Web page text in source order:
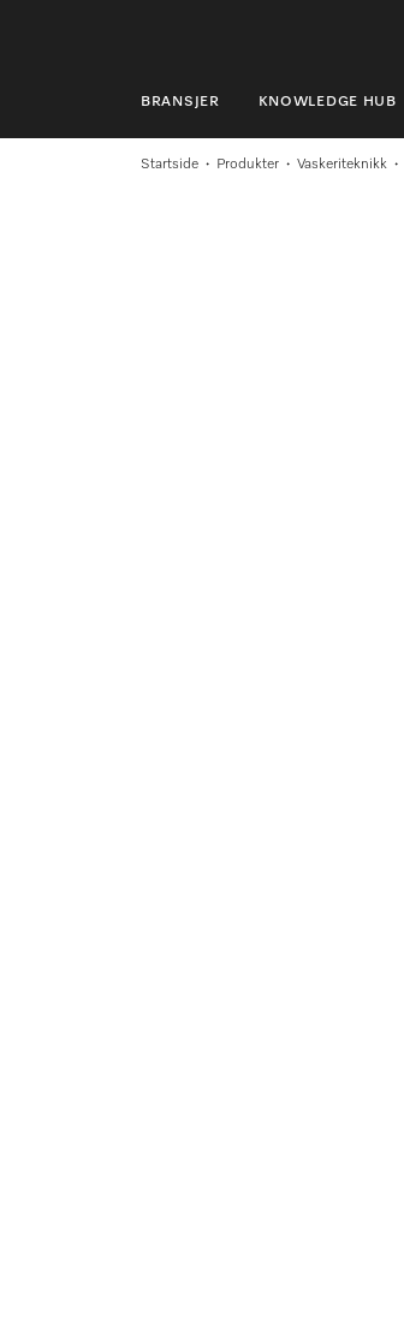
BRANSJER KNOWLEDGE HUB
BRANSJER
Startside Produkter Vaskeriteknikk